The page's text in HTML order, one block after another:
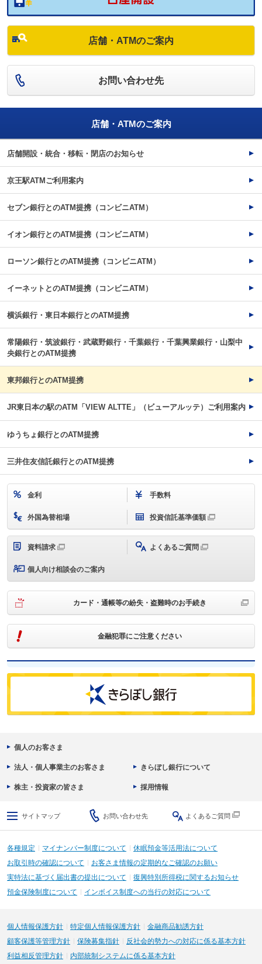
店舗・ATMのご案内
お問い合わせ先
店舗・ATMのご案内
店舗開設・統合・移転・閉店のお知らせ
京王駅ATMご利用案内
セブン銀行とのATM提携（コンビニATM）
イオン銀行とのATM提携（コンビニATM）
ローソン銀行とのATM提携（コンビニATM）
イーネットとのATM提携（コンビニATM）
横浜銀行・東日本銀行とのATM提携
常陽銀行・筑波銀行・武蔵野銀行・千葉銀行・千葉興業銀行・山梨中
央銀行とのATM提携
東邦銀行とのATM提携
JR東日本の駅のATM「VIEW ALTTE」（ビューアルッテ）ご利用案内
ゆうちょ銀行とのATM提携
三井住友信託銀行とのATM提携
金利 手数料
外国為替相場 投資信託基準価額
資料請求 よくあるご質問
個人向け相談会のご案内
カード・通帳等の紛失・盗難時のお手続き
金融犯罪にご注意ください
個人のお客さま
法人・個人事業主のお客さま きらぼし銀行について
株主・投資家の皆さま 採用情報
サイトマップ お問い合わせ先 よくあるご質問
各種規定 マイナンバー制度について
休眠預金等活用法について
お取引時の確認について
お客さま情報の定期的なご確認のお願い
実特法に基づく届出書の提出について
復興特別所得税に関するお知らせ
預金保険制度について
インボイス制度への当行の対応について
個人情報保護方針 特定個人情報保護方針
金融商品勧誘方針
顧客保護等管理方針
保険募集指針
反社会的勢力への対応に係る基本方針
利益相反管理方針
内部統制システムに係る基本方針